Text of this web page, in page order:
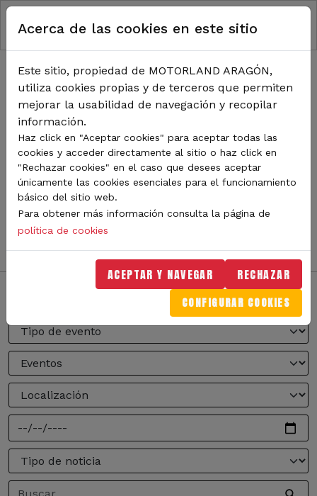
Pasar al contenido principal
RUTA DE NAVEGACIÓN
Inicio Noticias
TODA LA ACTUALIDAD DE
MOTORLAND
Sigue de cerca todas las novedades de MotorLand
Aragón. Aquí encontrarás noticias sobre eventos,
competiciones, pilotos, novedades del circuito y
mucho más. Filtra por categoría o tipo de contenido y
no te pierdas nada del mundo del motor.
Acerca de las cookies en este sitio
Este sitio, propiedad de MOTORLAND ARAGÓN,
utiliza cookies propias y de terceros que permiten
mejorar la usabilidad de navegación y recopilar
información.
Haz click en "Aceptar cookies" para aceptar todas las
cookies y acceder directamente al sitio o haz click en
"Rechazar cookies" en el caso que desees aceptar
únicamente las cookies esenciales para el funcionamiento
básico del sitio web.
Para obtener más información consulta la página de
política de cookies
ACEPTAR Y NAVEGAR RECHAZAR
CONFIGURAR COOKIES